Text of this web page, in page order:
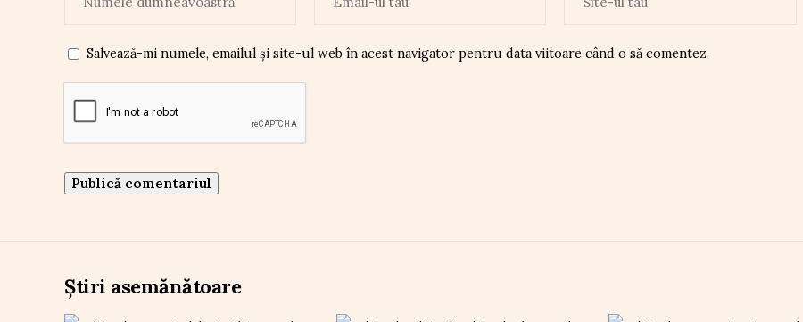
Salvează-mi numele, emailul și site-ul web în acest navigator pentru data viitoare când o să comentez.
Știri asemănătoare